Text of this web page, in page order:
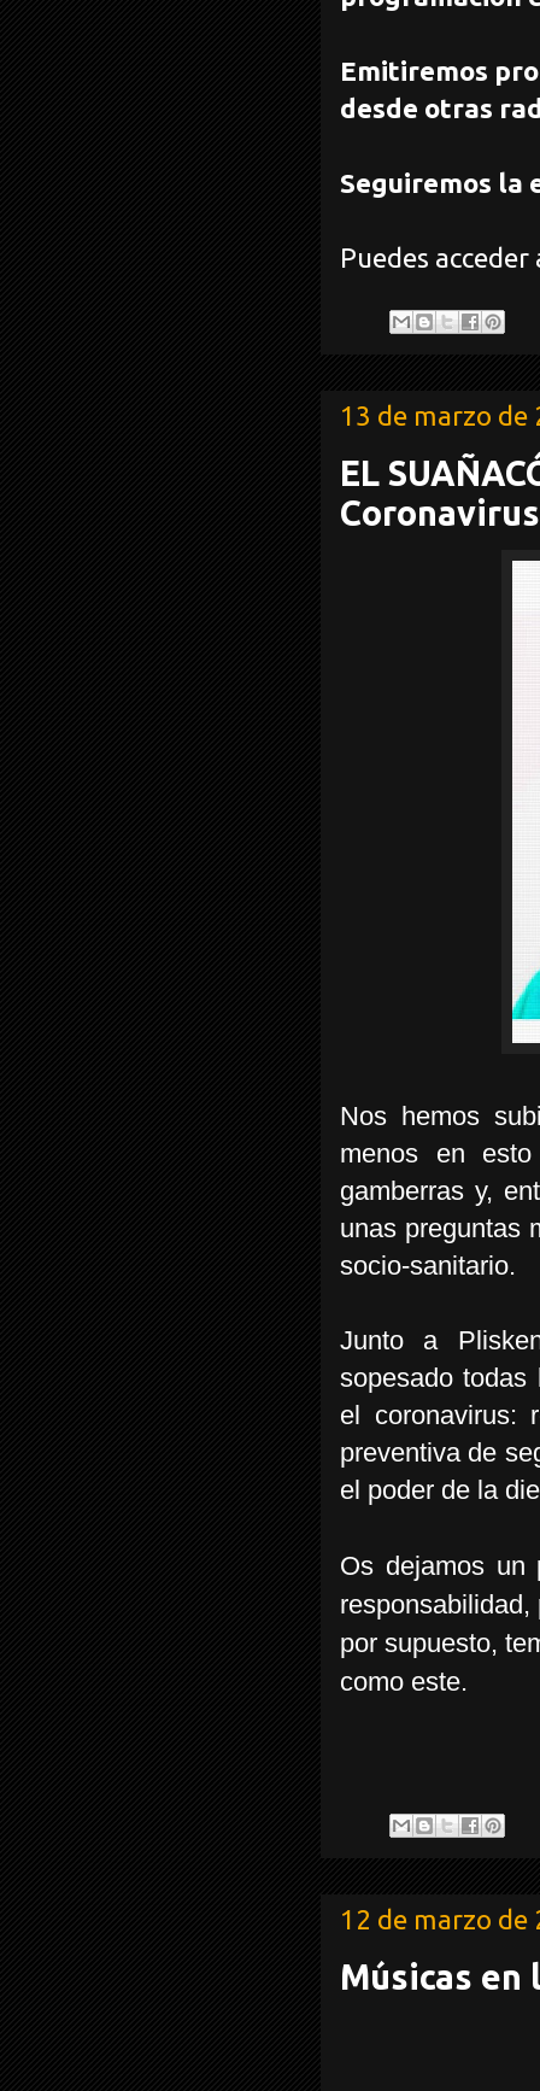
Emitiremos
desde otras
Seguiremos la
Puedes
13 de marzo de
EL
Nos hemos
menos en
gamberras y,
unas preguntas
socio-sanitario.
Junto a
sopesado
el coronavirus:
preventiva de
el poder de la
Os dejamos un
por supuesto,
como este.
12 de marzo de
Músicas en